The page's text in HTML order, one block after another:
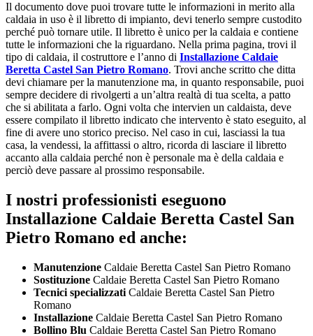
Il documento dove puoi trovare tutte le informazioni in merito alla
caldaia in uso è il libretto di impianto, devi tenerlo sempre custodito
perché può tornare utile. Il libretto è unico per la caldaia e contiene
tutte le informazioni che la riguardano. Nella prima pagina, trovi il
tipo di caldaia, il costruttore e l’anno di Installazione Caldaie
Beretta Castel San Pietro Romano. Trovi anche scritto che ditta
devi chiamare per la manutenzione ma, in quanto responsabile, puoi
sempre decidere di rivolgerti a un’altra realtà di tua scelta, a patto
che si abilitata a farlo. Ogni volta che intervien un caldaista, deve
essere compilato il libretto indicato che intervento è stato eseguito, al
fine di avere uno storico preciso. Nel caso in cui, lasciassi la tua
casa, la vendessi, la affittassi o altro, ricorda di lasciare il libretto
accanto alla caldaia perché non è personale ma è della caldaia e
perciò deve passare al prossimo responsabile.
I nostri professionisti eseguono
Installazione Caldaie Beretta Castel San
Pietro Romano ed anche:
Manutenzione Caldaie Beretta Castel San Pietro Romano
Sostituzione Caldaie Beretta Castel San Pietro Romano
Tecnici specializzati Caldaie Beretta Castel San Pietro
Romano
Installazione Caldaie Beretta Castel San Pietro Romano
Bollino Blu Caldaie Beretta Castel San Pietro Romano